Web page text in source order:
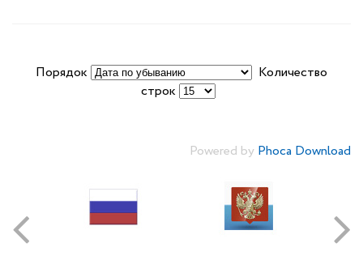
Порядок
Количество
строк
Powered by Phoca Download